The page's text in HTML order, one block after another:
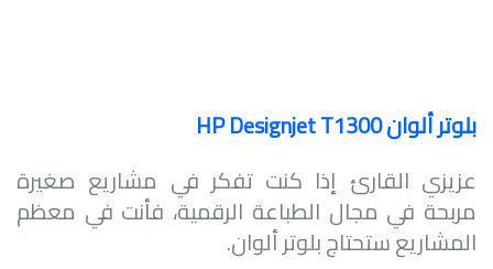
بلوتر ألوانHP Designjet T1300
عزيزي القارئ إذا كنت تفكر في مشاريع صغيرة
مربحة في مجال الطباعة الرقمية، فأنت في معظم
المشاريع ستحتاج بلوتر ألوان.